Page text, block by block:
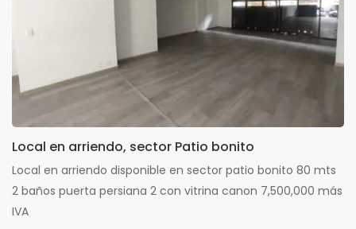
Local en arriendo, sector Patio bonito
Local en arriendo disponible en sector patio bonito 80 mts
2 baños puerta persiana 2 con vitrina canon 7,500,000 más
IVA